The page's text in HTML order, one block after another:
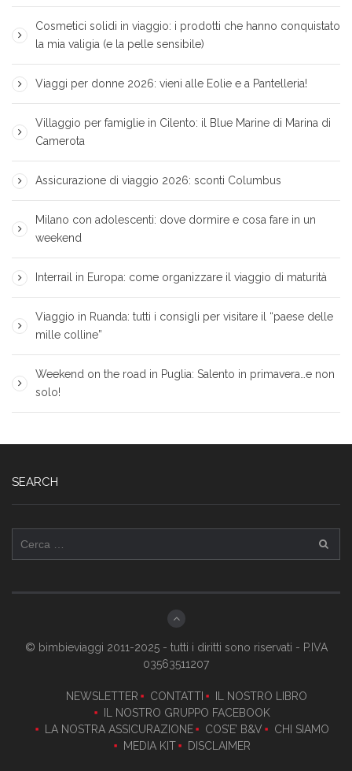
Cosmetici solidi in viaggio: i prodotti che hanno conquistato
la mia valigia (e la pelle sensibile)
Viaggi per donne 2026: vieni alle Eolie e a Pantelleria!
Villaggio per famiglie in Cilento: il Blue Marine di Marina di
Camerota
Assicurazione di viaggio 2026: sconti Columbus
Milano con adolescenti: dove dormire e cosa fare in un
weekend
Interrail in Europa: come organizzare il viaggio di maturità
Viaggio in Ruanda: tutti i consigli per visitare il “paese delle
mille colline”
Weekend on the road in Puglia: Salento in primavera…e non
solo!
SEARCH
per:
© bimbieviaggi 2011-2025 - tutti i diritti sono riservati - P.IVA
03563511207
NEWSLETTER CONTATTI
IL NOSTRO LIBRO
IL NOSTRO GRUPPO FACEBOOK
LA NOSTRA ASSICURAZIONE
COS’E’ B&V
CHI SIAMO
MEDIA KIT
DISCLAIMER